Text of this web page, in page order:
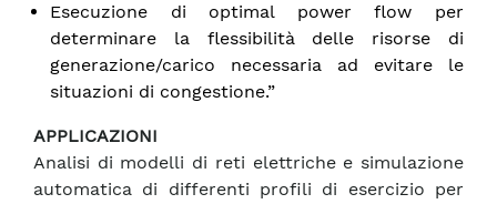
Esecuzione di optimal power flow per
determinare la flessibilità delle risorse di
generazione/carico necessaria ad evitare le
situazioni di congestione.”
APPLICAZIONI
Analisi di modelli di reti elettriche e simulazione
automatica di differenti profili di esercizio per